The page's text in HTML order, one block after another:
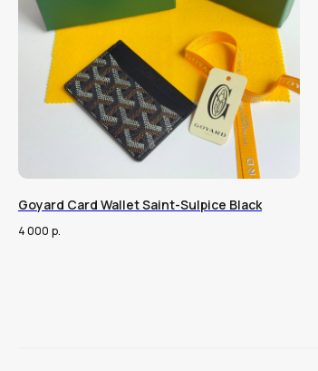
Goyard Card Wallet Saint-Sulpice Black
4 000 р.